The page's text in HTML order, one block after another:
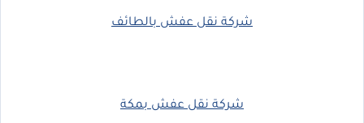
شركة نقل عفش بالطائف
شركة نقل عفش بمكة